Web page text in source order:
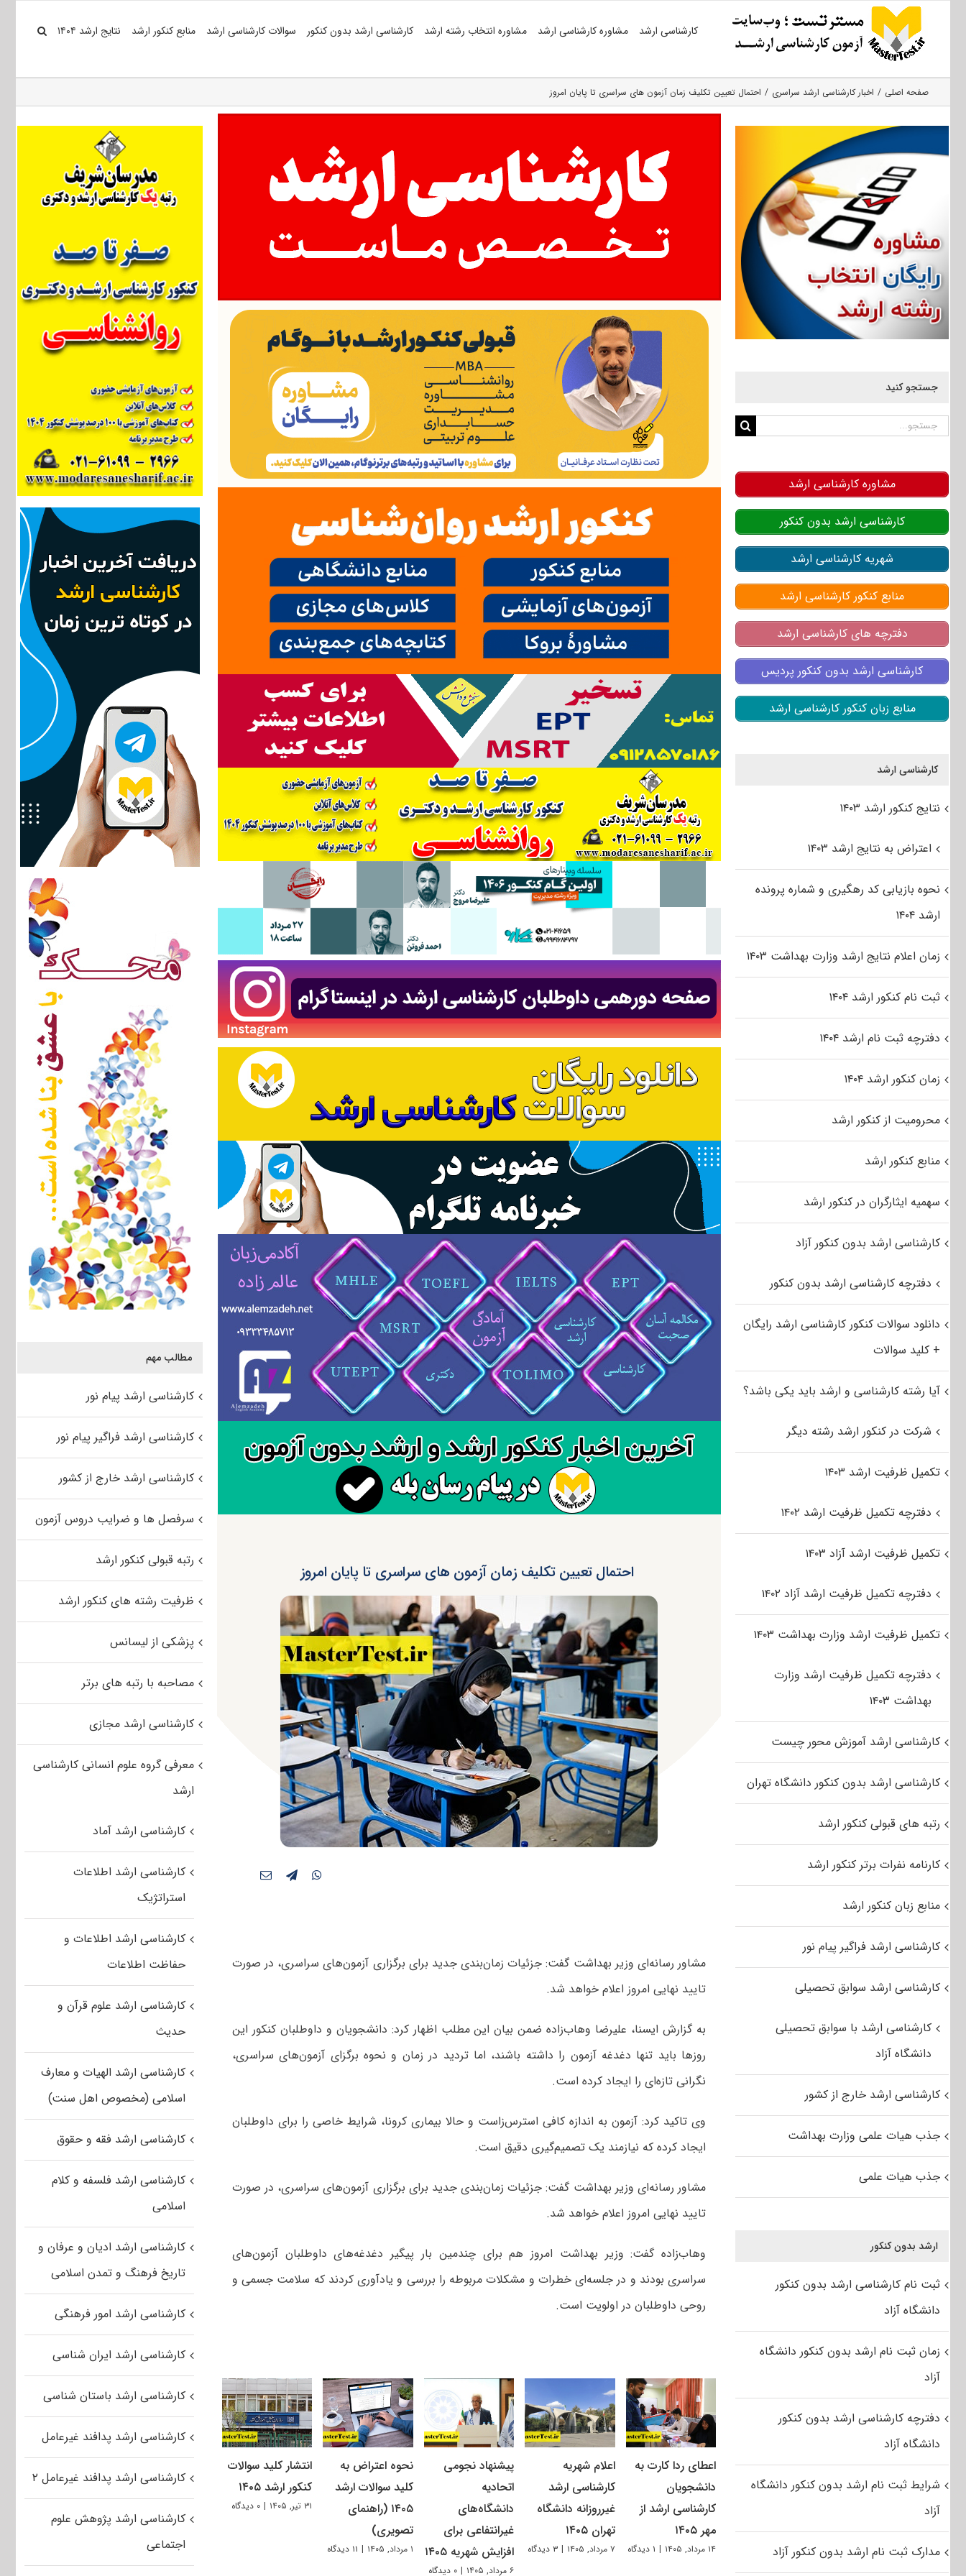
کارشناسی ارشد مشاوره کارشناسی ارشد مشاوره انتخاب رشته ارشد کارشناسی ارشد بدون کنکور سوالات کارشناسی ارشد منابع کنکور ارشد نتایج ارشد ۱۴۰۴
صفحه اصلی اخبار کارشناسی ارشد سراسری احتمال تعیین تکلیف زمان آزمون های سراسری تا پایان امروز
احتمال تعیین تکلیف زمان آزمون های سراسری تا پایان امروز
مشاور رسانه‌ای وزیر بهداشت گفت: جزئیات زمان‌بندی جدید برای برگزاری آزمون‌های سراسری، در صورت
تایید نهایی امروز اعلام خواهد شد.
به گزارش ایسنا، علیرضا وهاب‌زاده ضمن بیان این مطلب اظهار کرد: دانشجویان و داوطلبان کنکور این
روزها باید تنها دغدغه آزمون را داشته باشند، اما تردید در زمان و نحوه برگزای آزمون‌های سراسری،
نگرانی تازه‌ای را ایجاد کرده است.
وی تاکید کرد: آزمون به اندازه کافی استرس‌زاست و حالا بیماری کرونا، شرایط خاصی را برای داوطلبان
ایجاد کرده که نیازمند یک تصمیم‌گیری دقیق است.
مشاور رسانه‌ای وزیر بهداشت گفت: جزئیات زمان‌بندی جدید برای برگزاری آزمون‌های سراسری، در صورت
تایید نهایی امروز اعلام خواهد شد.
وهاب‌زاده گفت: ‏وزیر بهداشت امروز هم برای چندمین بار پیگیر دغدغه‌های داوطلبان آزمون‌های
سراسری بودند و در جلسه‌ای خطرات و مشکلات مربوطه را بررسی و یادآوری کردند که سلامت جسمی و
روحی داوطلبان در اولویت است.
اعطای ردا کارت به
دانشجویان
کارشناسی ارشد از
مهر ۱۴۰۵
۱۴ مرداد, ۱۴۰۵ | ۱ دیدگاه
اعلام شهریه
کارشناسی ارشد
غیرروزانه دانشگاه
تهران ۱۴۰۵
۷ مرداد, ۱۴۰۵ | ۳ دیدگاه
پیشنهاد نجومی
اتحادیه
دانشگاه‌های
غیرانتفاعی برای
افزایش شهریه ۱۴۰۵
۶ مرداد, ۱۴۰۵ | ۰ دیدگاه
نحوه اعتراض به
کلید سوالات ارشد
۱۴۰۵ (راهنمای
تصویری)
۱ مرداد, ۱۴۰۵ | ۱۱ دیدگاه
انتشار کلید سوالات
کنکور ارشد ۱۴۰۵
۳۱ تیر, ۱۴۰۵ | ۰ دیدگاه
مطالب مهم
کارشناسی ارشد پیام نور
کارشناسی ارشد فراگیر پیام نور
کارشناسی ارشد خارج از کشور
سرفصل ها و ضرایب دروس آزمون
رتبه قبولی کنکور ارشد
ظرفیت رشته های کنکور ارشد
پزشکی از لیسانس
مصاحبه با رتبه های برتر
کارشناسی ارشد مجازی
معرفی گروه علوم انسانی کارشناسی
ارشد
کارشناسی ارشد آماد
کارشناسی ارشد اطلاعات
استراتژیک
کارشناسی ارشد اطلاعات و
حفاظت اطلاعات
کارشناسی ارشد علوم قرآن و
حدیث
کارشناسی ارشد الهیات و معارف
اسلامی (مخصوص اهل سنت)
کارشناسی ارشد فقه و حقوق
کارشناسی ارشد فلسفه و کلام
اسلامی
کارشناسی ارشد ادیان و عرفان و
تاریخ فرهنگ و تمدن اسلامی
کارشناسی ارشد امور فرهنگی
کارشناسی ارشد ایران شناسی
کارشناسی ارشد باستان شناسی
کارشناسی ارشد پدافند غیرعامل
کارشناسی ارشد پدافند غیرعامل ۲
کارشناسی ارشد پژوهش علوم
اجتماعی
جستجو کنید
جستجو
مشاوره کارشناسی ارشد
کارشناسی ارشد بدون کنکور
شهریه کارشناسی ارشد
منابع کنکور کارشناسی ارشد
دفترچه های کارشناسی ارشد
کارشناسی ارشد بدون کنکور پردیس
منابع زبان کنکور کارشناسی ارشد
کارشناسی ارشد
نتایج کنکور ارشد ۱۴۰۳
اعتراض به نتایج ارشد ۱۴۰۳
نحوه بازیابی کد رهگیری و شماره پرونده
ارشد ۱۴۰۴
زمان اعلام نتایج ارشد وزارت بهداشت ۱۴۰۳
ثبت نام کنکور ارشد ۱۴۰۴
دفترچه ثبت نام ارشد ۱۴۰۴
زمان کنکور ارشد ۱۴۰۴
محرومیت از کنکور ارشد
منابع کنکور ارشد
سهمیه ایثارگران در کنکور ارشد
کارشناسی ارشد بدون کنکور آزاد
دفترچه کارشناسی ارشد بدون کنکور
دانلود سوالات کنکور کارشناسی ارشد رایگان
+ کلید سوالات
آیا رشته کارشناسی و ارشد باید یکی باشد؟
شرکت در کنکور ارشد رشته دیگر
تکمیل ظرفیت ارشد ۱۴۰۳
دفترچه تکمیل ظرفیت ارشد ۱۴۰۲
تکمیل ظرفیت ارشد آزاد ۱۴۰۳
دفترچه تکمیل ظرفیت ارشد آزاد ۱۴۰۲
تکمیل ظرفیت ارشد وزارت بهداشت ۱۴۰۳
دفترچه تکمیل ظرفیت ارشد وزارت
بهداشت ۱۴۰۳
کارشناسی ارشد آموزش محور چیست
کارشناسی ارشد بدون کنکور دانشگاه تهران
رتبه های قبولی کنکور ارشد
کارنامه نفرات برتر کنکور ارشد
منابع زبان کنکور ارشد
کارشناسی ارشد فراگیر پیام نور
کارشناسی ارشد سوابق تحصیلی
کارشناسی ارشد با سوابق تحصیلی
دانشگاه آزاد
کارشناسی ارشد خارج از کشور
جذب هیات علمی وزارت بهداشت
جذب هیات علمی
ارشد بدون کنکور
ثبت نام کارشناسی ارشد بدون کنکور
دانشگاه آزاد
زمان ثبت نام ارشد بدون کنکور دانشگاه
آزاد
دفترچه کارشناسی ارشد بدون کنکور
دانشگاه آزاد
شرایط ثبت نام ارشد بدون کنکور دانشگاه
آزاد
مدارک ثبت نام ارشد بدون کنکور آزاد